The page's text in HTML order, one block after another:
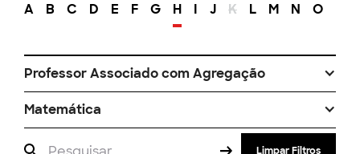
A B C D E F G H I J K L M N O
Professor Associado com Agregação
Matemática
Limpar Filtros